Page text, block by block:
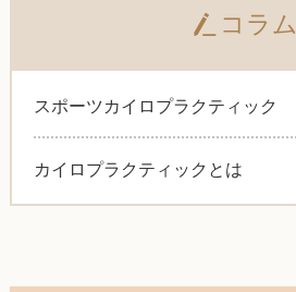
コラム
スポーツカイロプラクティック
カイロプラクティックとは